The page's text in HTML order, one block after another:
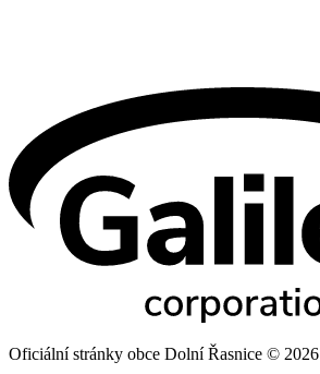
Oficiální stránky obce Dolní Řasnice © 2026